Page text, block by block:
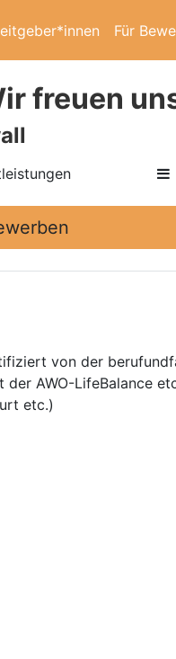
Für
freuen
von der
AWO-LifeBalance
etc.)